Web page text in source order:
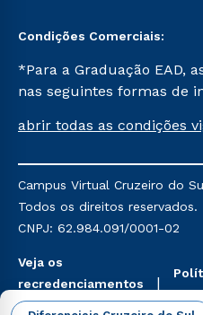
Condições Comerciais:
*Para a Graduação EAD,
nas seguintes formas de
Já para as demais, a taxa
mencionadas são
Religioso, Geografia para
do Ensino de História:
abrir todas as condições
Campus Virtual Cruzeiro do
Todos os direitos reservados.
CNPJ: 62.984.091/0001-02
Veja os
recredenciamentos
aqui